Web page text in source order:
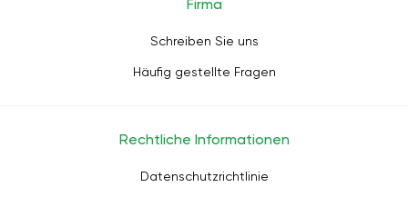
Firma
Schreiben Sie uns
Häufig gestellte Fragen
Rechtliche Informationen
Datenschutzrichtlinie